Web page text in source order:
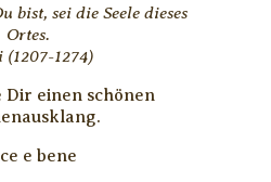
bist, sei die Seele dieses
Ortes.
(1207-1274)
Dir einen schönen
e bene